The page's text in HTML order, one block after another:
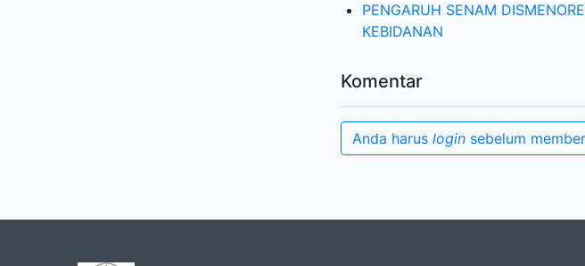
PENGARUH SENAM
KEBIDANAN
Komentar
Anda harus login sebelum